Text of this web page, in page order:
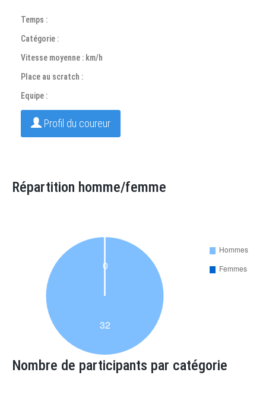
Temps :
Catégorie :
Vitesse moyenne : km/h
Place au scratch :
Equipe :
Profil du coureur
Répartition homme/femme
Nombre de participants par catégorie